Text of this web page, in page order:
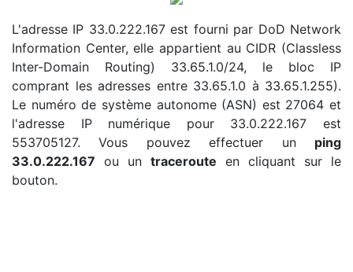
L'adresse IP 33.0.222.167 est fourni par DoD Network
Information Center, elle appartient au CIDR (Classless
Inter-Domain Routing) 33.65.1.0/24, le bloc IP
comprant les adresses entre 33.65.1.0 à 33.65.1.255).
Le numéro de système autonome (ASN) est 27064 et
l'adresse IP numérique pour 33.0.222.167 est
553705127. Vous pouvez effectuer un ping
33.0.222.167 ou un traceroute en cliquant sur le
bouton.